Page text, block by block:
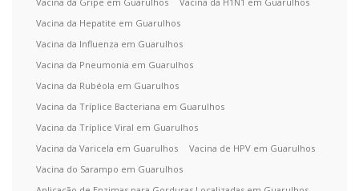
Vacina da Hepatite em Guarulhos
Vacina da Influenza em Guarulhos
Vacina da Pneumonia em Guarulhos
Vacina da Rubéola em Guarulhos
Vacina da Tríplice Bacteriana em Guarulhos
Vacina da Tríplice Viral em Guarulhos
Vacina da Varicela em Guarulhos
Vacina de HPV em Guarulhos
Vacina do Sarampo em Guarulhos